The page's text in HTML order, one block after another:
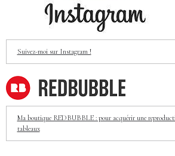
Suivez-moi sur Instagram !
Ma boutique REDBUBBLE : pour acquérir une
tableaux